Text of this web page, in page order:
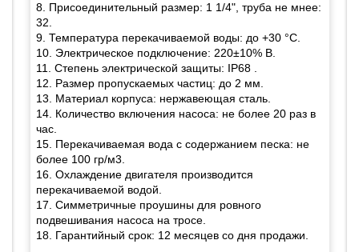
8. Присоединительный размер: 1 1/4", труба не мнее:
32.
9. Температура перекачиваемой воды: до +30 °С.
10. Электрическое подключение: 220±10% В.
11. Степень электрической защиты: IP68 .
12. Размер пропускаемых частиц: до 2 мм.
13. Материал корпуса: нержавеющая сталь.
14. Количество включения насоса: не более 20 раз в
час.
15. Перекачиваемая вода с содержанием песка: не
более 100 гр/м3.
16. Охлаждение двигателя производится
перекачиваемой водой.
17. Симметричные проушины для ровного
подвешивания насоса на тросе.
18. Гарантийный срок: 12 месяцев со дня продажи.